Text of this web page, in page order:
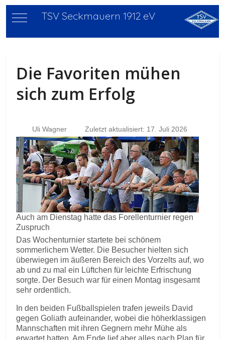
Mobile Menu Toggle
TSV Seckmauern 1912 eV
Die Favoriten mühen
sich zum Erfolg
Uli Wagner Zuletzt aktualisiert: 17. Juli 2026
Auch am Dienstag hatte das Forellenturnier regen
Zuspruch
Das Wochenturnier startete bei schönem
sommerlichem Wetter. Die Besucher hielten sich
überwiegen im äußeren Bereich des Vorzelts auf, wo
ab und zu mal ein Lüftchen für leichte Erfrischung
sorgte. Der Besuch war für einen Montag insgesamt
sehr ordentlich.
In den beiden Fußballspielen trafen jeweils David
gegen Goliath aufeinander, wobei die höherklassigen
Mannschaften mit ihren Gegnern mehr Mühe als
erwartet hatten. Am Ende lief aber alles nach Plan für